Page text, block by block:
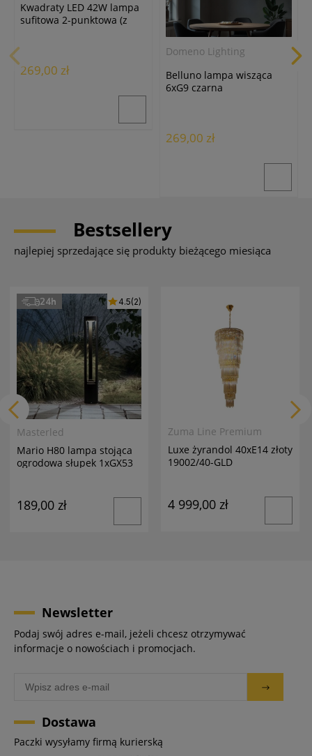
Kwadraty LED 42W lampa
sufitowa 2-punktowa (z
269,00 zł
Domeno Lighting
Belluno lampa wisząca
6xG9 czarna
269,00 zł
Bestsellery
najlepiej sprzedające się produkty bieżącego miesiąca
24h
Masterled
Mario H80 lampa stojąca
ogrodowa słupek 1xGX53
4.5(2)
189,00 zł
Zuma Line Premium
Luxe żyrandol 40xE14 złoty
19002/40-GLD
4 999,00 zł
Newsletter
Podaj swój adres e-mail, jeżeli chcesz otrzymywać
informacje o nowościach i promocjach.
Dostawa
Paczki wysyłamy firmą kurierską